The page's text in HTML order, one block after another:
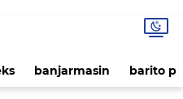
banjarmasin barito